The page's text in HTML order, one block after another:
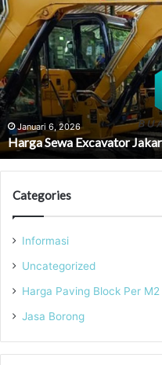
Alat
Berat
Bogor
Januari 6, 2026
Sewa Alat Berat Bogor
Categories
Informasi
Uncategorized
Harga Paving Block Per
Jasa Borong